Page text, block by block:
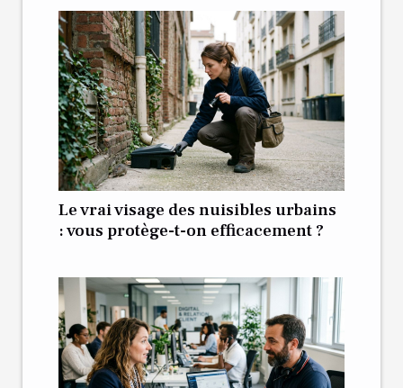
Le vrai visage des nuisibles urbains
: vous protège-t-on efficacement ?